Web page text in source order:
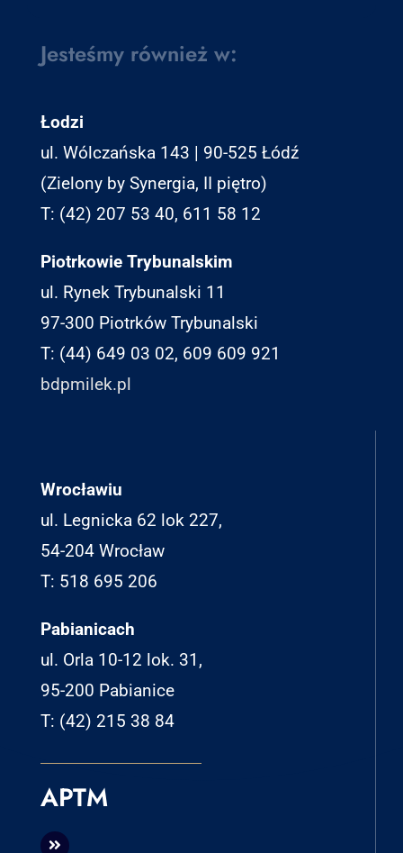
Jesteśmy również w:
Łodzi
ul. Wólczańska 143 | 90-525 Łódź
(Zielony by Synergia, II piętro)
T: (42) 207 53 40, 611 58 12
Piotrkowie Trybunalskim
ul. Rynek Trybunalski 11
97-300 Piotrków Trybunalski
T: (44) 649 03 02, 609 609 921
bdpmilek.pl
Wrocławiu
ul. Legnicka 62 lok 227,
54-204 Wrocław
T: 518 695 206
Pabianicach
ul. Orla 10-12 lok. 31,
95-200 Pabianice
T: (42) 215 38 84
APTM